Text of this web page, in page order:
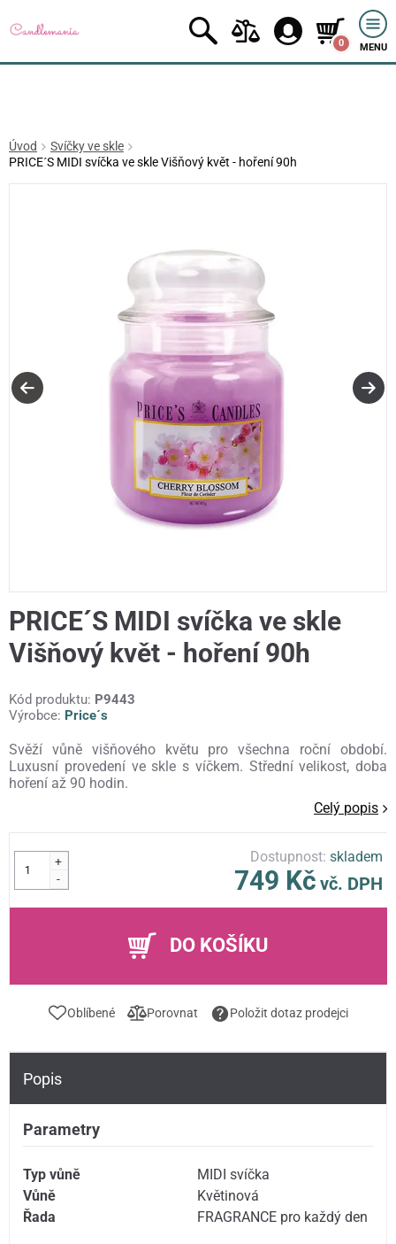
0 MENU
Úvod
Svíčky ve skle
PRICE´S MIDI svíčka ve skle Višňový květ - hoření 90h
PRICE´S MIDI svíčka ve skle
Višňový květ - hoření 90h
Kód produktu: P9443
Výrobce: Price´s
Svěží vůně višňového květu pro všechna roční období.
Luxusní provedení ve skle s víčkem. Střední velikost, doba
hoření až 90 hodin.
Celý popis
+
-
Dostupnost:skladem
749 Kč vč. DPH
DO KOŠÍKU
Oblíbené Porovnat Položit dotaz prodejci
Popis
Parametry
Typ vůně
MIDI svíčka
Vůně
Květinová
Řada
FRAGRANCE pro každý den